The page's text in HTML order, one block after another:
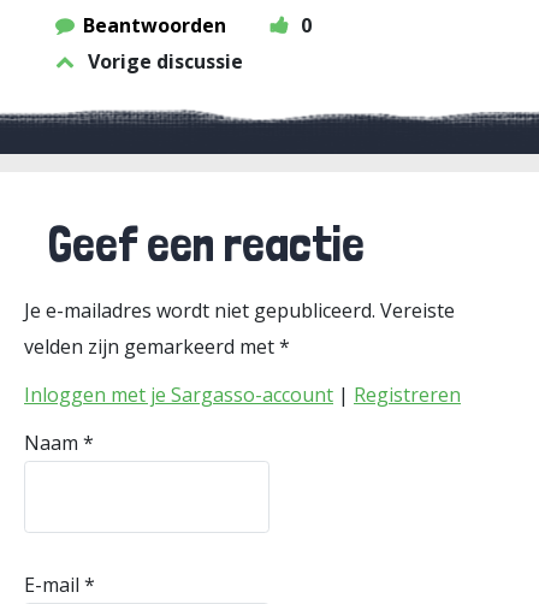
Beantwoorden
0
Vorige discussie
Geef een reactie
Je e-mailadres wordt niet gepubliceerd. Vereiste
velden zijn gemarkeerd met*
Inloggen met je Sargasso-account | Registreren
Naam *
E-mail *